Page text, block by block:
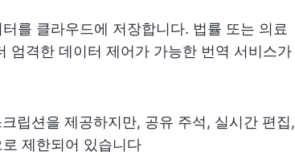
를 클라우드에 저장합니다. 법률 또는 의료
엄격한 데이터 제어가 가능한 번역 서비스가
립션을 제공하지만, 공유 주석, 실시간 편집,
제한되어 있습니다